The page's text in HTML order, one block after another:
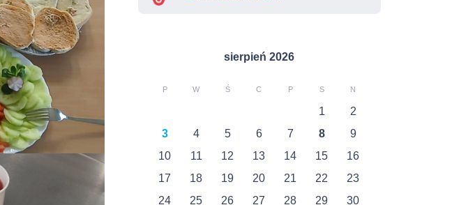
sierpień 2026
P W Ś C P S N
1
2
3
4 5 6 7 8
9
10
11 12 13 14 15
16
17
18 19 20 21 22
23
24
25 26 27 28 29
30